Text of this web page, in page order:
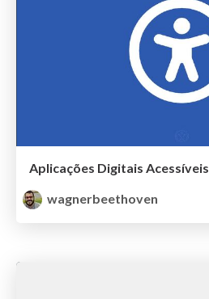
Aplicações Digitais Acessíveis
wagnerbeethoven